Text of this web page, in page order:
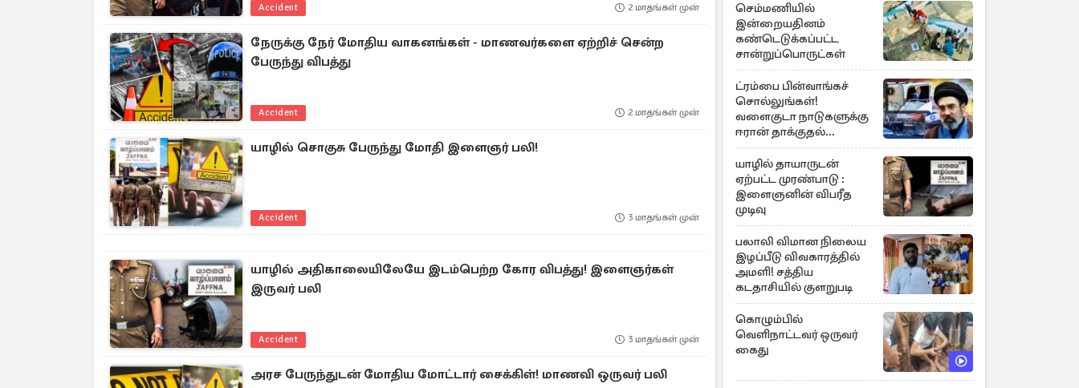
Accident 2 மாதங்கள் முன்
நேருக்கு நேர் மோதிய வாகனங்கள் - மாணவர்களை ஏற்றிச் சென்ற
பேருந்து விபத்து
Accident 2 மாதங்கள் முன்
யாழில் சொகுசு பேருந்து மோதி இளைஞர் பலி!
Accident 3 மாதங்கள் முன்
யாழில் அதிகாலையிலேயே இடம்பெற்ற கோர விபத்து! இளைஞர்கள்
இருவர் பலி
Accident 3 மாதங்கள் முன்
அரச பேருந்துடன் மோதிய மோட்டார் சைக்கிள்! மாணவி ஒருவர் பலி
செம்மணியில்
இன்றையதினம்
கண்டெடுக்கப்பட்ட
சான்றுப்பொருட்கள்
ட்ரம்பை பின்வாங்கச்
சொல்லுங்கள்!
வளைகுடா நாடுகளுக்கு
ஈரான் தாக்குதல்
எச்சரிக்கை
யாழில் தாயாருடன்
ஏற்பட்ட முரண்பாடு :
இளைஞனின் விபரீத
முடிவு
பலாலி விமான நிலைய
இழப்பீடு விவகாரத்தில்
அமளி! சத்திய
கடதாசியில் குளறுபடி
கொழும்பில்
வெளிநாட்டவர் ஒருவர்
கைது